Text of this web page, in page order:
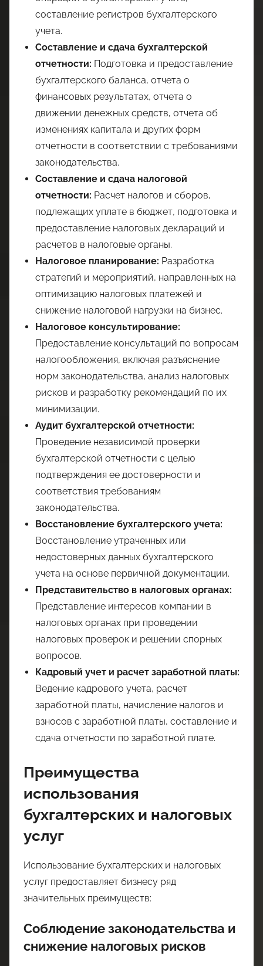
составление регистров бухгалтерского
учета.
Составление и сдача бухгалтерской
отчетности: Подготовка и предоставление
бухгалтерского баланса, отчета о
финансовых результатах, отчета о
движении денежных средств, отчета об
изменениях капитала и других форм
отчетности в соответствии с требованиями
законодательства.
Составление и сдача налоговой
отчетности: Расчет налогов и сборов,
подлежащих уплате в бюджет, подготовка и
предоставление налоговых деклараций и
расчетов в налоговые органы.
Налоговое планирование: Разработка
стратегий и мероприятий, направленных на
оптимизацию налоговых платежей и
снижение налоговой нагрузки на бизнес.
Налоговое консультирование:
Предоставление консультаций по вопросам
налогообложения, включая разъяснение
норм законодательства, анализ налоговых
рисков и разработку рекомендаций по их
минимизации.
Аудит бухгалтерской отчетности:
Проведение независимой проверки
бухгалтерской отчетности с целью
подтверждения ее достоверности и
соответствия требованиям
законодательства.
Восстановление бухгалтерского учета:
Восстановление утраченных или
недостоверных данных бухгалтерского
учета на основе первичной документации.
Представительство в налоговых органах:
Представление интересов компании в
налоговых органах при проведении
налоговых проверок и решении спорных
вопросов.
Кадровый учет и расчет заработной платы:
Ведение кадрового учета, расчет
заработной платы, начисление налогов и
взносов с заработной платы, составление и
сдача отчетности по заработной плате.
Преимущества
использования
бухгалтерских и налоговых
услуг
Использование бухгалтерских и налоговых
услуг предоставляет бизнесу ряд
значительных преимуществ:
Соблюдение законодательства и
снижение налоговых рисков